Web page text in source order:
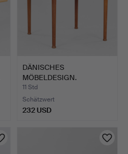
DÄNISCHES
MÖBELDESIGN.
Quadratischer Beist…
11 Std
Schätzwert
232 USD